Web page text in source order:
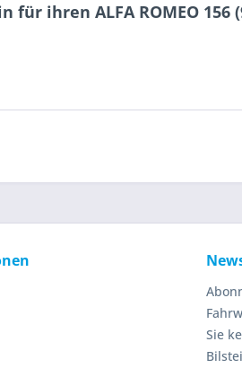
ihren ALFA ROMEO 156
Sie